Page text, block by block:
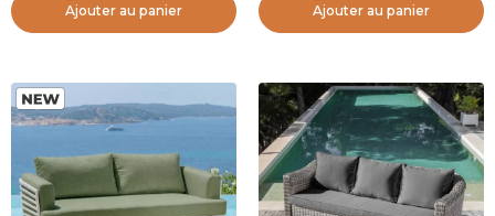
Ajouter au panier Ajouter au panier